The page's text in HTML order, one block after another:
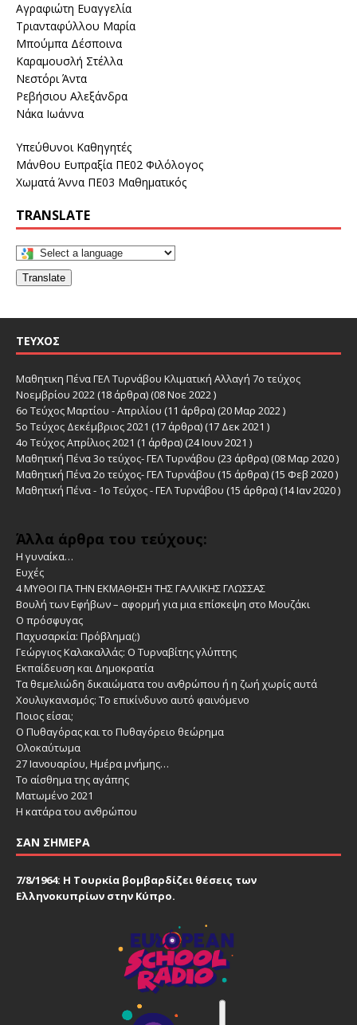
Αγραφιώτη Ευαγγελία
Τριανταφύλλου Μαρία
Μπούμπα Δέσποινα
Καραμουσλή Στέλλα
Νεστόρι Άντα
Ρεβήσιου Αλεξάνδρα
Νάκα Ιωάννα
Υπεύθυνοι Καθηγητές
Μάνθου Ευπραξία ΠΕ02 Φιλόλογος
Χωματά Άννα ΠΕ03 Μαθηματικός
TRANSLATE
Translate
ΤΕΎΧΟΣ
Μαθητικη Πένα ΓΕΛ Τυρνάβου Κλιματική Αλλαγή 7ο τεύχος
Νοεμβρίου 2022(18 άρθρα) (08 Νοε 2022 )
6ο Τεύχος Μαρτίου - Απριλίου (11 άρθρα) (20 Μαρ 2022 )
5ο Τεύχος Δεκέμβριος 2021 (17 άρθρα) (17 Δεκ 2021 )
4ο Τεύχος Απρίλιος 2021 (1 άρθρα) (24 Ιουν 2021 )
Μαθητική Πένα 3ο τεύχος- ΓΕΛ Τυρνάβου (23 άρθρα) (08 Μαρ 2020 )
Μαθητική Πένα 2ο τεύχος- ΓΕΛ Τυρνάβου (15 άρθρα) (15 Φεβ 2020 )
Μαθητική Πένα - 1ο Τεύχος - ΓΕΛ Τυρνάβου (15 άρθρα) (14 Ιαν 2020 )
Άλλα άρθρα του τεύχους:
Η γυναίκα…
Ευχές
4 ΜΥΘΟΙ ΓΙΑ ΤΗΝ ΕΚΜΑΘΗΣΗ ΤΗΣ ΓΑΛΛΙΚΗΣ ΓΛΩΣΣΑΣ
Βουλή των Εφήβων – αφορμή για μια επίσκεψη στο Μουζάκι
Ο πρόσφυγας
Παχυσαρκία: Πρόβλημα(;)
Γεώργιος Καλακαλλάς: Ο Τυρναβίτης γλύπτης
Εκπαίδευση και Δημοκρατία
Τα θεμελιώδη δικαιώματα του ανθρώπου ή η ζωή χωρίς αυτά
Χουλιγκανισμός: Το επικίνδυνο αυτό φαινόμενο
Ποιος είσαι;
Ο Πυθαγόρας και το Πυθαγόρειο θεώρημα
Ολοκαύτωμα
27 Ιανουαρίου, Ημέρα μνήμης…
Το αίσθημα της αγάπης
Ματωμένο 2021
Η κατάρα του ανθρώπου
ΣΑΝ ΣΉΜΕΡΑ
7/8/1964: Η Τουρκία βομβαρδίζει θέσεις των
Ελληνοκυπρίων στην Κύπρο.